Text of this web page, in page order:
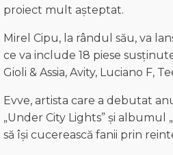
proiect mult așteptat.
Mirel Cipu, la rândul său, va
ce va include 18 piese
Gioli & Assia, Avity, Luciano F,
Evve, artista care a debutat
„Under City Lights” și albumul
să își cucerească fanii prin